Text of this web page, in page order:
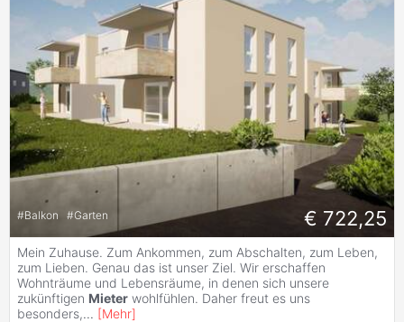
#Balkon #Garten € 722,25
Mein Zuhause. Zum Ankommen, zum Abschalten, zum Leben,
zum Lieben. Genau das ist unser Ziel. Wir erschaffen
Wohnträume und Lebensräume, in denen sich unsere
zukünftigen Mieter wohlfühlen. Daher freut es uns
besonders,... [Mehr]